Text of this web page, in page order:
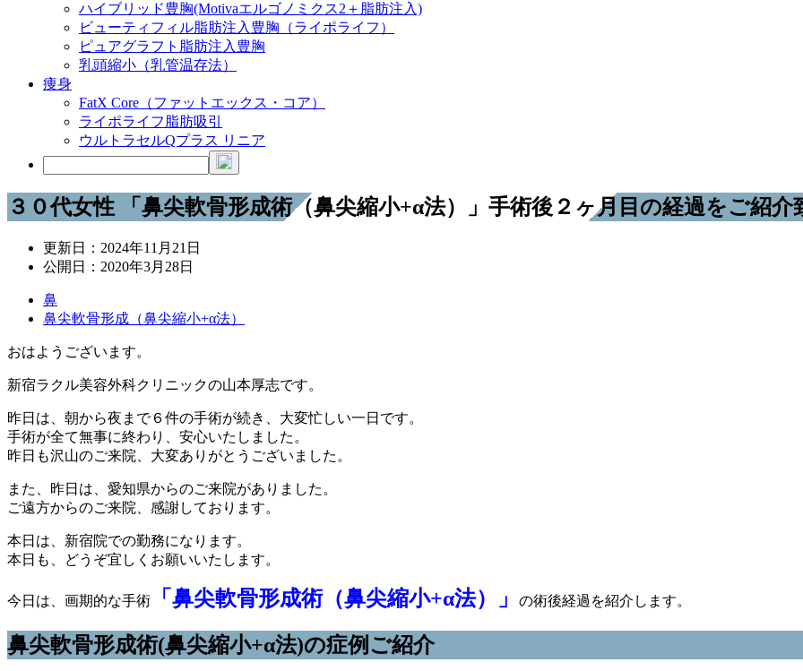
ハイブリッド豊胸(Motivaエルゴノミクス2＋脂肪注入)
ビューティフィル脂肪注入豊胸（ライポライフ）
ピュアグラフト脂肪注入豊胸
乳頭縮小（乳管温存法）
痩身
FatX Core（ファットエックス・コア）
ライポライフ脂肪吸引
ウルトラセルQプラス リニア
３０代女性 「鼻尖軟骨形成術（鼻尖縮小+α法）」手術後２ヶ月目の経過をご紹介
更新日： 2024年11月21日
公開日： 2020年3月28日
鼻
鼻尖軟骨形成（鼻尖縮小+α法）
おはようございます。
新宿ラクル美容外科クリニックの山本厚志です。
昨日は、朝から夜まで６件の手術が続き、大変忙しい一日です。
手術が全て無事に終わり、安心いたしました。
昨日も沢山のご来院、大変ありがとうございました。
また、昨日は、愛知県からのご来院がありました。
ご遠方からのご来院、感謝しております。
本日は、新宿院での勤務になります。
本日も、どうぞ宜しくお願いいたします。
今日は、画期的な手術 「鼻尖軟骨形成術（鼻尖縮小+α法）」 の術後経過を紹介します。
鼻尖軟骨形成術(鼻尖縮小+α法)の症例ご紹介